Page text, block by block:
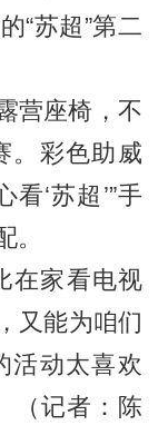
“苏超”第二
营座椅，不
。彩色助威
‘苏超’”手
。
在家看电视
又能为咱们
活动太喜欢
（记者：陈